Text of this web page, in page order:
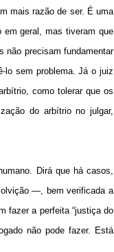
mais razão de ser. É uma
em geral, mas tiveram que
não precisam fundamentar
lo sem problema. Já o juiz
como tolerar que os
do arbítrio no julgar,
Dirá que há casos,
—, bem verificada a
fazer a perfeita “justiça do
não pode fazer. Está